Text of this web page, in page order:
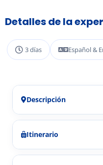
Detalles de la
3 días Español &
Descripción
Itinerario